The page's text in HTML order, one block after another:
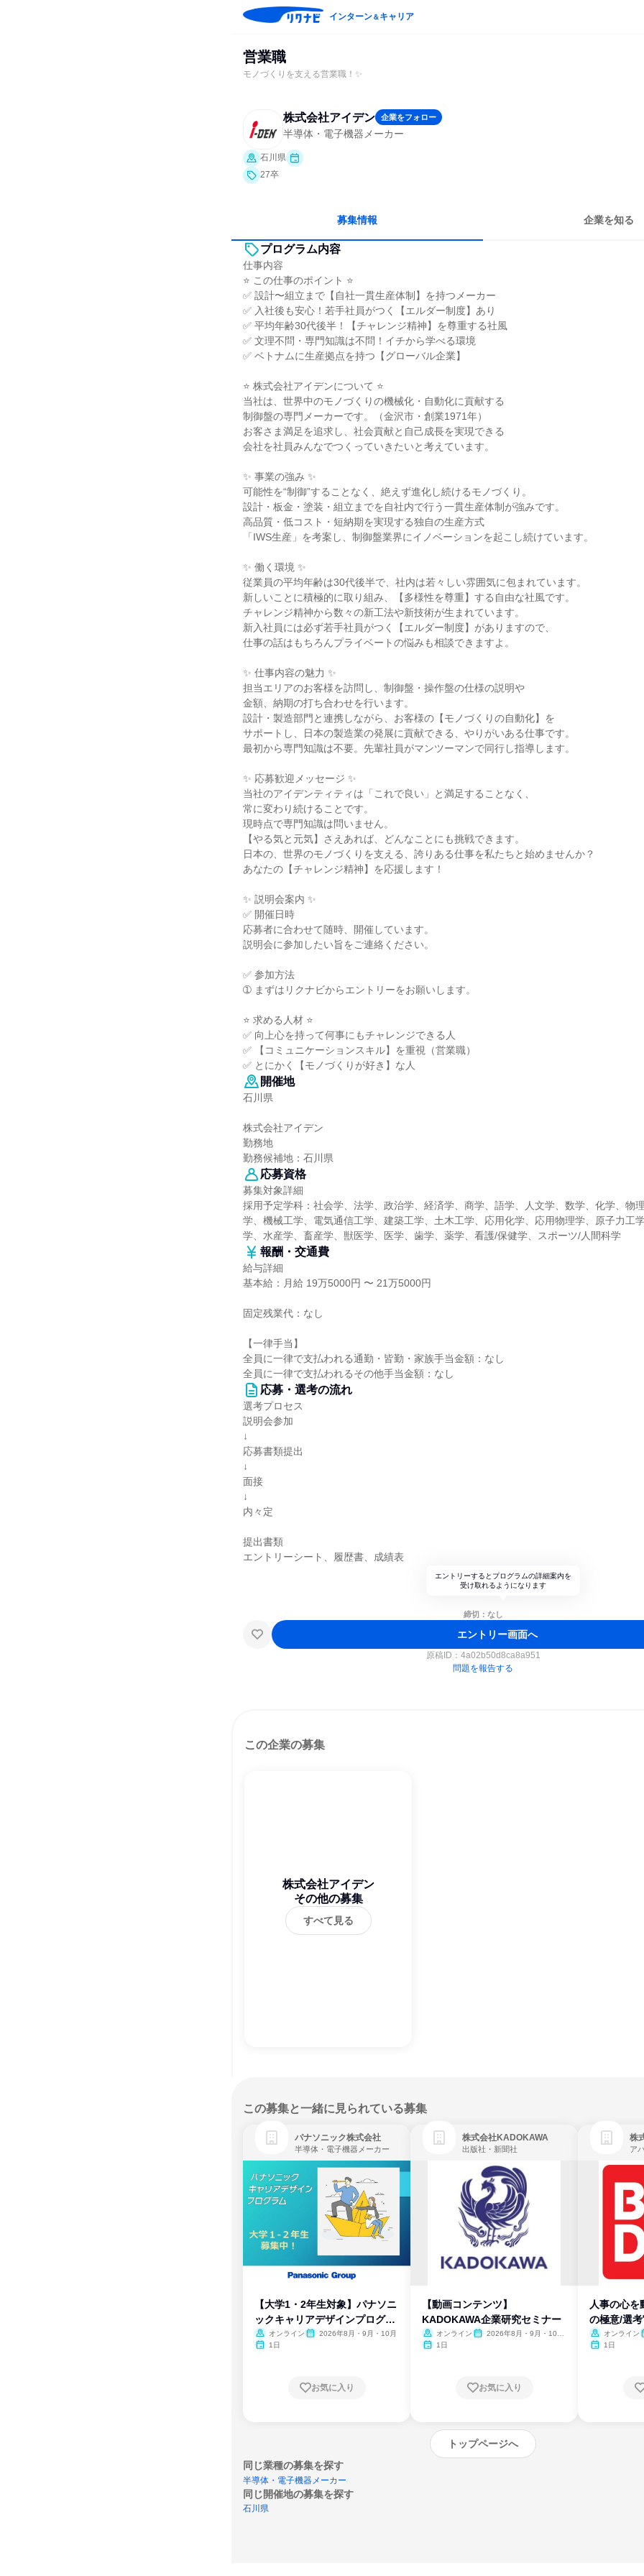
インターン＆キャリア
営業職
モノづくりを支える営業職！✨
株式会社アイデン 企業をフォロー
半導体・電子機器メーカー
石川県
27卒
募集情報 企業を知る
プログラム内容
仕事内容
⭐ この仕事のポイント ⭐
✅ 設計〜組立まで【自社一貫生産体制】を持つメーカー
✅ 入社後も安心！若手社員がつく【エルダー制度】あり
✅ 平均年齢30代後半！【チャレンジ精神】を尊重する社風
✅ 文理不問・専門知識は不問！イチから学べる環境
✅ ベトナムに生産拠点を持つ【グローバル企業】
⭐ 株式会社アイデンについて ⭐
当社は、世界中のモノづくりの機械化・自動化に貢献する
制御盤の専門メーカーです。（金沢市・創業1971年）
お客さま満足を追求し、社会貢献と自己成長を実現できる
会社を社員みんなでつくっていきたいと考えています。
✨ 事業の強み ✨
可能性を“制御”することなく、絶えず進化し続けるモノづくり。
設計・板金・塗装・組立までを自社内で行う一貫生産体制が強みです。
高品質・低コスト・短納期を実現する独自の生産方式
「IWS生産」を考案し、制御盤業界にイノベーションを起こし続けています。
✨ 働く環境 ✨
従業員の平均年齢は30代後半で、社内は若々しい雰囲気に包まれています。
新しいことに積極的に取り組み、【多様性を尊重】する自由な社風です。
チャレンジ精神から数々の新工法や新技術が生まれています。
新入社員には必ず若手社員がつく【エルダー制度】がありますので、
仕事の話はもちろんプライベートの悩みも相談できますよ。
✨ 仕事内容の魅力 ✨
担当エリアのお客様を訪問し、制御盤・操作盤の仕様の説明や
金額、納期の打ち合わせを行います。
設計・製造部門と連携しながら、お客様の【モノづくりの自動化】を
サポートし、日本の製造業の発展に貢献できる、やりがいある仕事です。
最初から専門知識は不要。先輩社員がマンツーマンで同行し指導します。
✨ 応募歓迎メッセージ ✨
当社のアイデンティティは「これで良い」と満足することなく、
常に変わり続けることです。
現時点で専門知識は問いません。
【やる気と元気】さえあれば、どんなことにも挑戦できます。
日本の、世界のモノづくりを支える、誇りある仕事を私たちと始めませんか？
あなたの【チャレンジ精神】を応援します！
✨ 説明会案内 ✨
✅ 開催日時
応募者に合わせて随時、開催しています。
説明会に参加したい旨をご連絡ください。
✅ 参加方法
➀ まずはリクナビからエントリーをお願いします。
⭐ 求める人材 ⭐
✅ 向上心を持って何事にもチャレンジできる人
✅ 【コミュニケーションスキル】を重視（営業職）
✅ とにかく【モノづくりが好き】な人
開催地
石川県
株式会社アイデン
勤務地
勤務候補地：石川県
応募資格
募集対象詳細
採用予定学科：社会学、法学、政治学、経済学、商学、語学、人文学、数学、化学、物
学、機械工学、電気通信工学、建築工学、土木工学、応用化学、応用物理学、原子力工
学、水産学、畜産学、獣医学、医学、歯学、薬学、看護/保健学、スポーツ/人間科学
報酬・交通費
給与詳細
基本給：月給 19万5000円 〜 21万5000円
固定残業代：なし
【一律手当】
全員に一律で支払われる通勤・皆勤・家族手当金額：なし
全員に一律で支払われるその他手当金額：なし
応募・選考の流れ
選考プロセス
説明会参加
↓
応募書類提出
↓
面接
↓
内々定
提出書類
エントリーシート、履歴書、成績表
エントリーするとプログラムの詳細案内を
受け取れるようになります
締切：なし
エントリー画面へ
原稿ID： 4a02b50d8ca8a951
問題を報告する
この企業の募集
株式会社アイデン
その他の募集
すべて見る
この募集と一緒に見られている募集
パナソニック株式会社
半導体・電子機器メーカー
【大学1・2年生対象】パナソニ
ックキャリアデザインプログラ
ム
オンライン
2026年8月・9月・10月
1日
お気に入り
株式会社KADOKAWA
出版社・新聞社
【動画コンテンツ】
KADOKAWA企業研究セミナー
オンライン
2026年8月・9月・10
1日
お気に入り
株
人事の心を
の極意/選
開
オンライン
1日
トップページへ
同じ業種の募集を探す
半導体・電子機器メーカー
同じ開催地の募集を探す
石川県